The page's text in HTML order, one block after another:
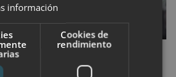
información
Cookies de
rendimiento